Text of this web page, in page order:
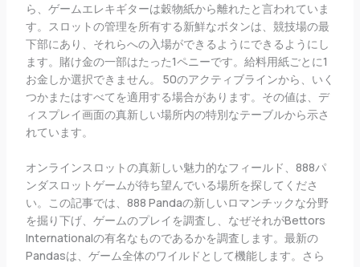
ら、ゲームエレキギターは穀物紙から離れたと言われていま
す。スロットの管理を所有する新鮮なボタンは、競技場の最
下部にあり、それらへの入場ができるようにできるようにし
ます。賭け金の一部はたった1ペニーです。給料用紙ごとに1
お金しか選択できません。 50のアクティブラインから、いく
つかまたはすべてを適用する場合があります。その値は、デ
ィスプレイ画面の真新しい場所内の特別なテーブルから示さ
れています。
オンラインスロットの真新しい魅力的なフィールド、888パ
ンダスロットゲームが待ち望んでいる場所を探してくださ
い。この記事では、888 Pandaの新しいロマンチックな分野
を掘り下げ、ゲームのプレイを調査し、なぜそれがBettors
Internationalの有名なものであるかを調査します。最新の
Pandasは、ゲーム全体のワイルドとして機能します。さら